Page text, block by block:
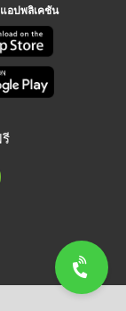
อปพลิเคชัน